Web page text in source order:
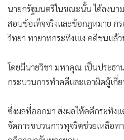
นายกรัฐมนตรีในขณะนั้น ได้ลงนา
สอบข้อเท็จจริงและข้อกฎหมาย ก
วิทยา ทายาทกระทิงแเง คดีชนแล้
โดยมีนายวิชา มหาคุณ เป็นประธา
กระบวนการทำคดีและเอาผิดผู้เกี่
ซึ่งผลที่ออกมา ส่งผลให้คดีกระทิงแ
จัดการขบวนการทุจริตช่วยเหลือท